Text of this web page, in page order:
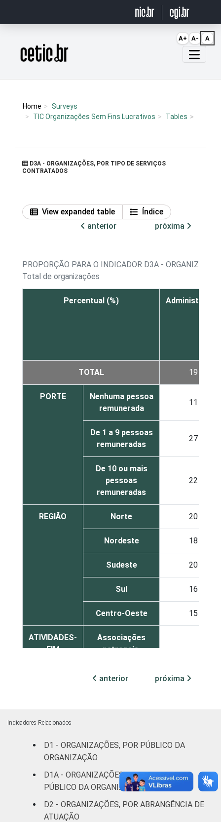
Página inicial
Home
Surveys
TIC Organizações Sem Fins Lucrativos
Tables
D3A - ORGANIZAÇÕES, POR TIPO DE SERVIÇOS
CONTRATADOS
View expanded table
Índice
anterior
próxima
PROPORÇÃO PARA O INDICADOR D3A -
Total de organizações
Percentual (%) Administrativa
TOTAL 19
PORTE
Nenhuma pessoa
remunerada
11
De 1 a 9 pessoas
remuneradas
27
De 10 ou mais
pessoas
remuneradas
22
REGIÃO Norte 20
Nordeste 18
Sudeste 20
Sul 16
Centro-Oeste 15
ATIVIDADES-
FIM
Associações
patronais,
sindicais
pesquisa
Desenvolvimento
e defesa de
direitos
anterior próxima
Indicadores Relacionados
D1 - ORGANIZAÇÕES, POR PÚBLICO DA
ORGANIZAÇÃO
D1A - ORGANIZAÇÕES, POR PRINCIPAL
PÚBLICO DA ORGANIZAÇÃO
D2 - ORGANIZAÇÕES, POR ABRANGÊNCIA DE
ATUAÇÃO
A+ A- A